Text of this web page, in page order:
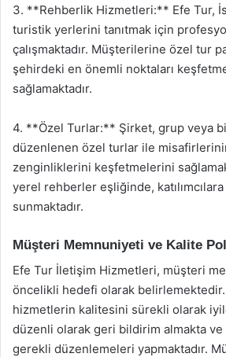
3. **Rehberlik Hizmetleri:** Efe Tur,
turistik yerlerini tanıtmak için
çalışmaktadır. Müşterilerine özel tur
şehirdeki en önemli noktaları
sağlamaktadır.
4. **Özel Turlar:** Şirket, grup veya
düzenlenen özel turlar ile
zenginliklerini keşfetmelerini
yerel rehberler eşliğinde,
sunmaktadır.
Müşteri Memnuniyeti ve Kalite
Efe Tur İletişim Hizmetleri, müşteri
öncelikli hedefi olarak
hizmetlerin kalitesini sürekli olarak
düzenli olarak geri bildirim almakta
gerekli düzenlemeleri yapmaktadır.